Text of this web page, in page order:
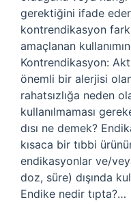
gerektiğini ifade
kontrendikasyon
amaçlanan
Kontrendikasyon:
önemli bir alerjisi
rahatsızlığa neden
kullanılmaması
dısı ne demek?
kısaca bir tıbbi
endikasyonlar ve/
doz, süre) dışında
Endike nedir tıpta?…